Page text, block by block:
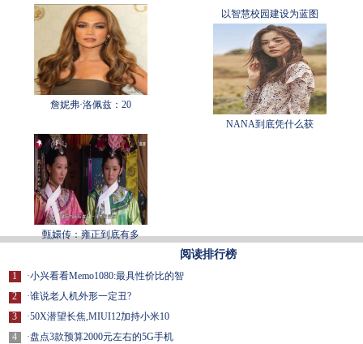
詹妮弗·洛佩兹：20
以智慧校园建设为蓝图
NANA到底凭什么获
甄嬛传：雍正到底有多
阅读排行榜
1
2
3
4
·小兴看看Memo1080:最具性价比的智
·谁说老人机外形一定丑?
·50X潜望长焦,MIUI12加持小米10
·盘点3款预算2000元左右的5G手机